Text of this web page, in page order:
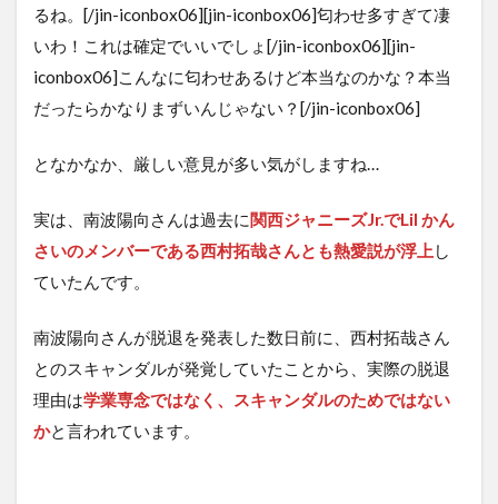
るね。[/jin-iconbox06][jin-iconbox06]匂わせ多すぎて凄
いわ！これは確定でいいでしょ[/jin-iconbox06][jin-
iconbox06]こんなに匂わせあるけど本当なのかな？本当
だったらかなりまずいんじゃない？[/jin-iconbox06]
となかなか、厳しい意見が多い気がしますね…
実は、南波陽向さんは過去に関西ジャニーズJr.でLil かん
さいのメンバーである西村拓哉さんとも熱愛説が浮上 し
ていたんです。
南波陽向さんが脱退を発表した数日前に、西村拓哉さん
とのスキャンダルが発覚していたことから、実際の脱退
理由は学業専念ではなく、スキャンダルのためではない
かと言われています。